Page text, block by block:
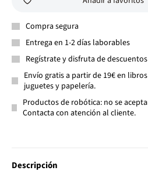
Compra segura
Entrega en 1-2 días laborables
Regístrate y disfruta de
Envío gratis a partir de 19€ en
juguetes y papelería.
Productos de robótica: no se
Contacta con atención al cliente.
Descripción